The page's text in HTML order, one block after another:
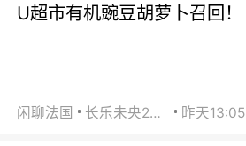
U超市有机豌豆胡萝卜召回！
闲聊法国 长乐未央2015 昨天13:05